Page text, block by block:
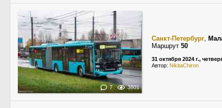
7 3801
Санкт-Петербург,
Маршрут 50
31 октября 2024 г.,
Автор: NikitaChiron